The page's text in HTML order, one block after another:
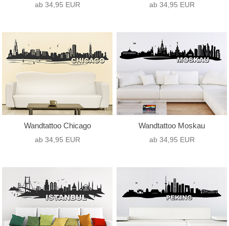
ab 34,95 EUR ab 34,95 EUR
Wandtattoo Chicago
ab 34,95 EUR
Wandtattoo Moskau
ab 34,95 EUR